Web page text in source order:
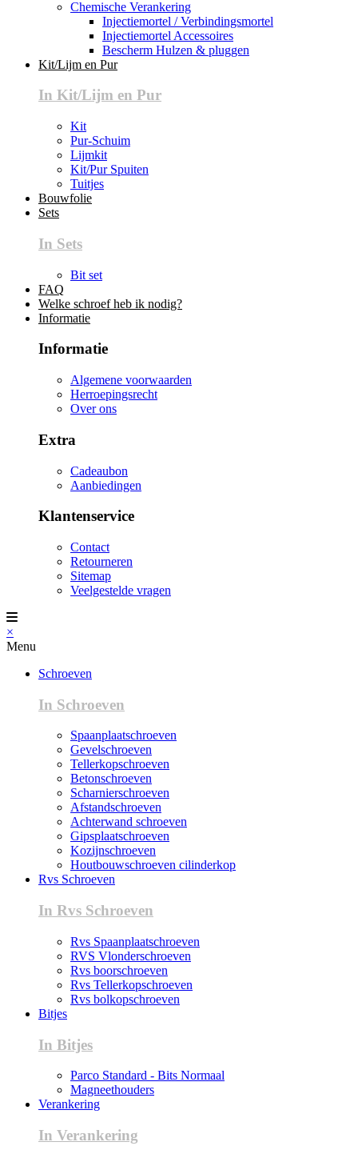
Chemische Verankering
Injectiemortel / Verbindingsmortel
Injectiemortel Accessoires
Bescherm Hulzen & pluggen
Kit/Lijm en Pur
In Kit/Lijm en Pur
Kit
Pur-Schuim
Lijmkit
Kit/Pur Spuiten
Tuitjes
Bouwfolie
Sets
In Sets
Bit set
FAQ
Welke schroef heb ik nodig?
Informatie
Informatie
Algemene voorwaarden
Herroepingsrecht
Over ons
Extra
Cadeaubon
Aanbiedingen
Klantenservice
Contact
Retourneren
Sitemap
Veelgestelde vragen
×
Menu
Schroeven
In Schroeven
Spaanplaatschroeven
Gevelschroeven
Tellerkopschroeven
Betonschroeven
Scharnierschroeven
Afstandschroeven
Achterwand schroeven
Gipsplaatschroeven
Kozijnschroeven
Houtbouwschroeven cilinderkop
Rvs Schroeven
In Rvs Schroeven
Rvs Spaanplaatschroeven
RVS Vlonderschroeven
Rvs boorschroeven
Rvs Tellerkopschroeven
Rvs bolkopschroeven
Bitjes
In Bitjes
Parco Standard - Bits Normaal
Magneethouders
Verankering
In Verankering